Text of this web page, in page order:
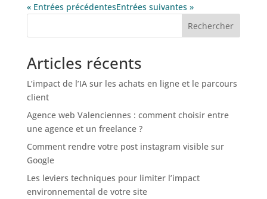
« Entrées précédentesEntrées suivantes »
Rechercher
Articles récents
L’impact de l’IA sur les achats en ligne et le parcours
client
Agence web Valenciennes : comment choisir entre
une agence et un freelance ?
Comment rendre votre post instagram visible sur
Google
Les leviers techniques pour limiter l’impact
environnemental de votre site